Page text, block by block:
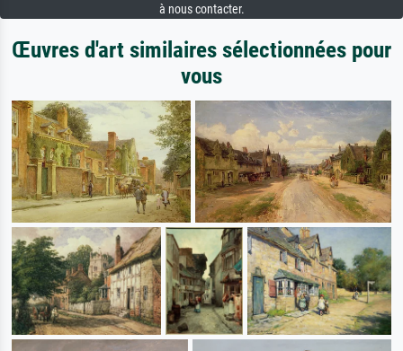
à nous contacter.
Œuvres d'art similaires sélectionnées pour
vous